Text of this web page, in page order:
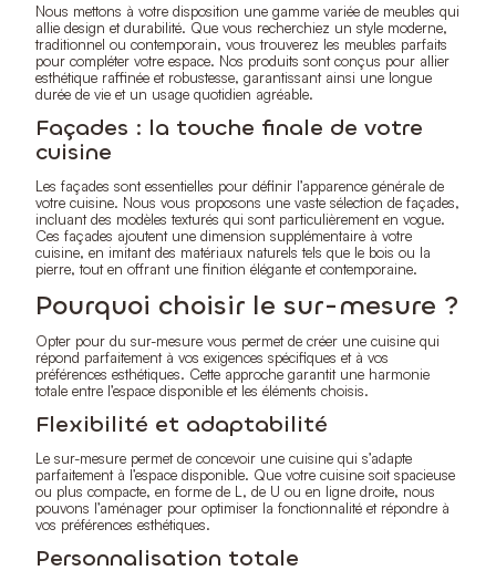
Nous mettons à votre disposition une gamme variée de meubles qui
allie design et durabilité. Que vous recherchiez un style moderne,
traditionnel ou contemporain, vous trouverez les meubles parfaits
pour compléter votre espace. Nos produits sont conçus pour allier
esthétique raffinée et robustesse, garantissant ainsi une longue
durée de vie et un usage quotidien agréable.
Façades : la touche finale de votre
cuisine
Les façades sont essentielles pour définir l’apparence générale de
votre cuisine. Nous vous proposons une vaste sélection de façades,
incluant des modèles texturés qui sont particulièrement en vogue.
Ces façades ajoutent une dimension supplémentaire à votre
cuisine, en imitant des matériaux naturels tels que le bois ou la
pierre, tout en offrant une finition élégante et contemporaine.
Pourquoi choisir le sur-mesure ?
Opter pour du sur-mesure vous permet de créer une cuisine qui
répond parfaitement à vos exigences spécifiques et à vos
préférences esthétiques. Cette approche garantit une harmonie
totale entre l’espace disponible et les éléments choisis.
Flexibilité et adaptabilité
Le sur-mesure permet de concevoir une cuisine qui s’adapte
parfaitement à l’espace disponible. Que votre cuisine soit spacieuse
ou plus compacte, en forme de L, de U ou en ligne droite, nous
pouvons l’aménager pour optimiser la fonctionnalité et répondre à
vos préférences esthétiques.
Personnalisation totale